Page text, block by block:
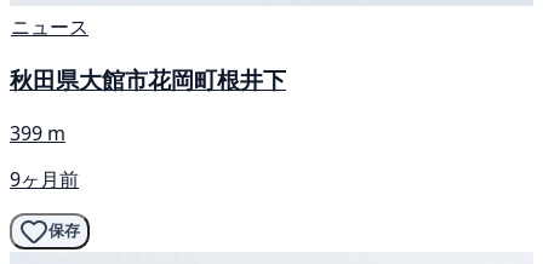
ニュース
秋田県大館市花岡町根井下
399 m
9ヶ月前
保存